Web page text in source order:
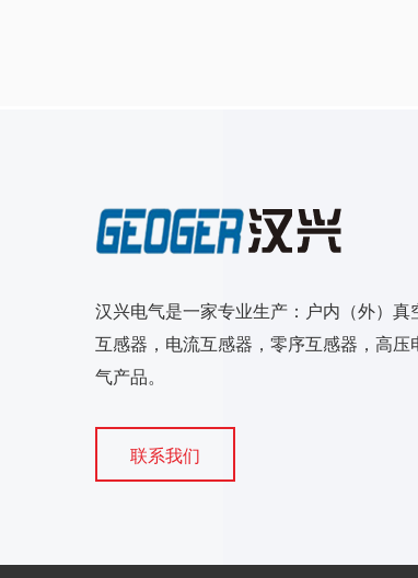
汉兴电气是一家专业生产：户内（外）真
互感器，电流互感器，零序互感器，高
气产品。
联系我们